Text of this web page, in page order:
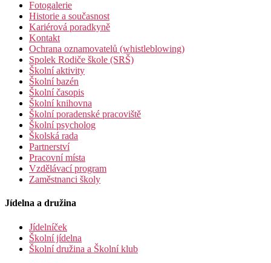
Fotogalerie
Historie a současnost
Kariérová poradkyně
Kontakt
Ochrana oznamovatelů (whistleblowing)
Spolek Rodiče škole (SRŠ)
Školní aktivity
Školní bazén
Školní časopis
Školní knihovna
Školní poradenské pracoviště
Školní psycholog
Školská rada
Partnerství
Pracovní místa
Vzdělávací program
Zaměstnanci školy
Jídelna a družina
Jídelníček
Školní jídelna
Školní družina a Školní klub